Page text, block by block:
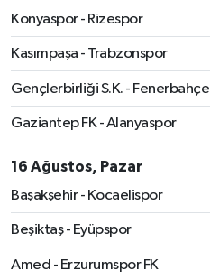
Konyaspor - Rizespor
Kasımpaşa - Trabzonspor
Gençlerbirliği S.K. - Fenerbahçe
Gaziantep FK - Alanyaspor
16 Ağustos, Pazar
Başakşehir - Kocaelispor
Beşiktaş - Eyüpspor
Amed - Erzurumspor FK